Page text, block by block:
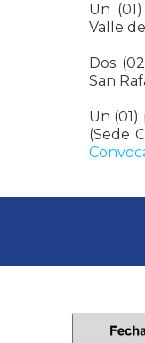
Un
Valle
Dos
San
Un
(Sede